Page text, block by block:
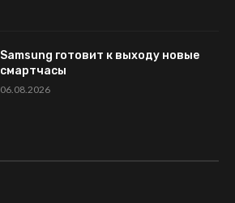
Samsung готовит к выходу новые
смартчасы
06.08.2026